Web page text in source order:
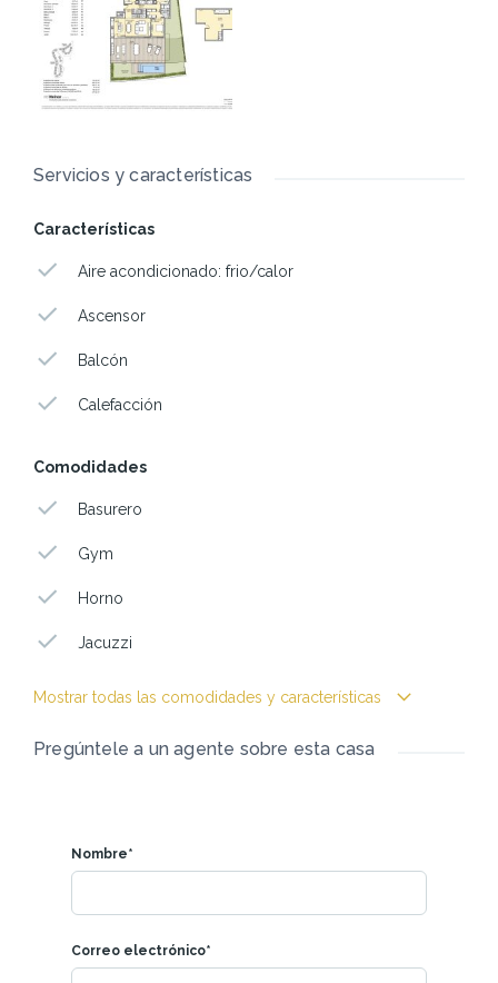
Servicios y características
Características
Aire acondicionado: frio/calor
Ascensor
Balcón
Calefacción
Comodidades
Basurero
Gym
Horno
Jacuzzi
Mostrar todas las comodidades y características
Pregúntele a un agente sobre esta casa
Nombre*
Correo electrónico*